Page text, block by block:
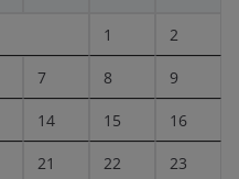
1 2
7 8 9
14 15 16
21 22 23